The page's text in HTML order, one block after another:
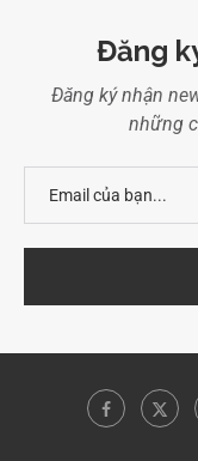
Đăng
Đăng ký nhận
những